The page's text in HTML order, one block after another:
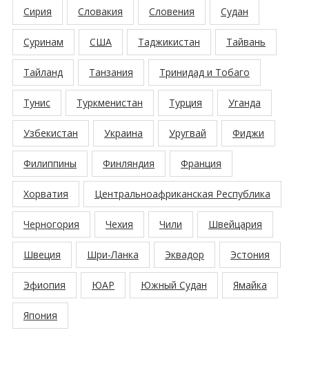
Сирия Словакия Словения Судан
Суринам США Таджикистан Тайвань
Тайланд Танзания Тринидад и Тобаго
Тунис Туркменистан Турция Уганда
Узбекистан Украина Уругвай Фиджи
Филиппины Финляндия Франция
Хорватия Центральноафриканская Республика
Черногория Чехия Чили Швейцария
Швеция Шри-Ланка Эквадор Эстония
Эфиопия ЮАР Южный Судан Ямайка
Япония